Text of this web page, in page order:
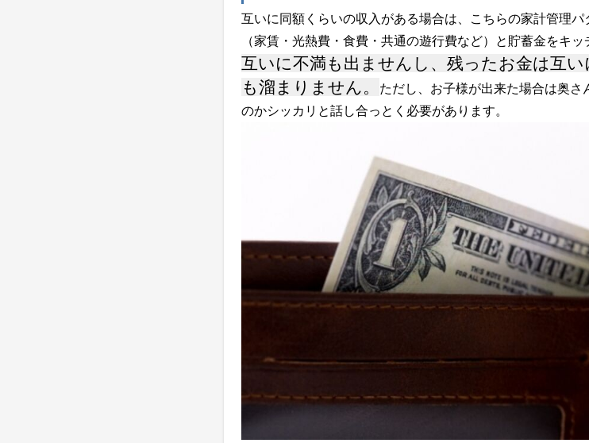
互いに同額くらいの収入がある場合は、こちらの家計管理
（家賃・光熱費・食費・共通の遊行費など）と貯蓄金をキッ
互いに不満も出ませんし、残ったお金は互
も溜まりません。
ただし、お子様が出来た場合は奥
のかシッカリと話し合っとく必要があります。